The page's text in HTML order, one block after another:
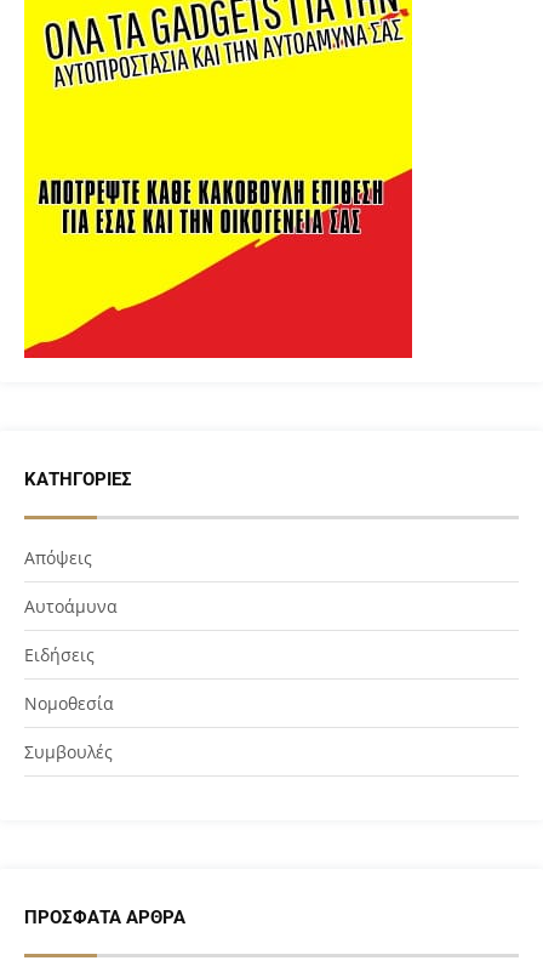
ΚΑΤΗΓΟΡΊΕΣ
Απόψεις
Αυτοάμυνα
Ειδήσεις
Νομοθεσία
Συμβουλές
ΠΡΌΣΦΑΤΑ ΆΡΘΡΑ